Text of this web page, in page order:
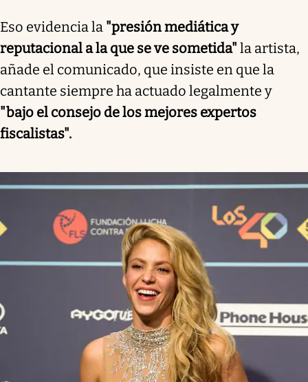
Eso evidencia la "presión mediática y
reputacional a la que se ve sometida" la artista,
añade el comunicado, que insiste en que la
cantante siempre ha actuado legalmente y
"bajo el consejo de los mejores expertos
fiscalistas".